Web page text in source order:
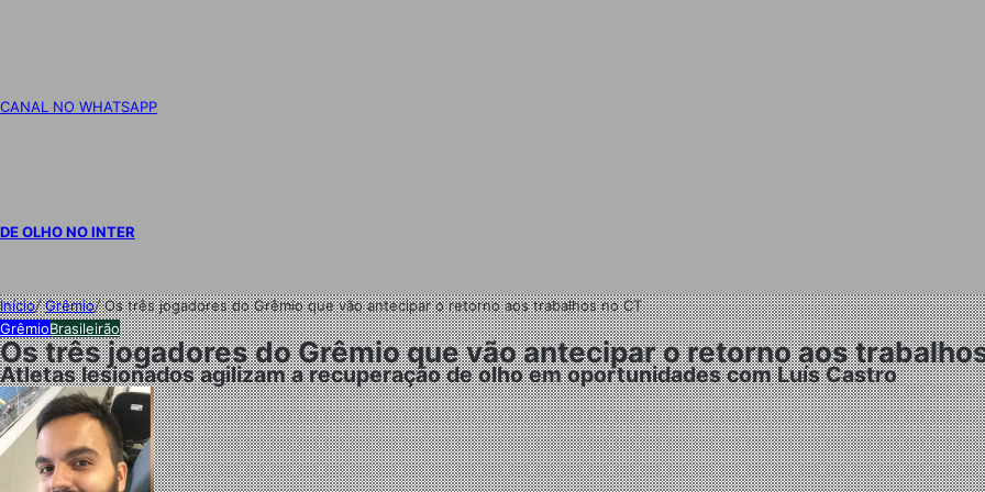
CANAL NO WHATSAPP
DE OLHO NO INTER
Início/Grêmio/Os três jogadores do Grêmio que vão antecipar o retorno aos trabalhos no CT
GrêmioBrasileirão
Os três jogadores do Grêmio que vão antecipar o retorno aos
Atletas lesionados agilizam a recuperação de olho em oportunidades com Luís Castro